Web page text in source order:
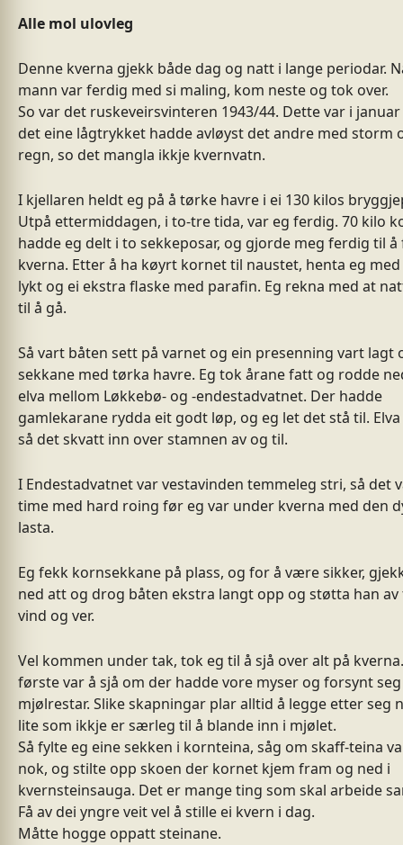
Alle mol ulovleg
Denne kverna gjekk både dag og natt i lange periodar.
mann var ferdig med si maling, kom neste og tok over.
So var det ruskeveirsvinteren 1943/44. Dette var i januar
det eine lågtrykket hadde avløyst det andre med storm
regn, so det mangla ikkje kvernvatn.
I kjellaren heldt eg på å tørke havre i ei 130 kilos
Utpå ettermiddagen, i to-tre tida, var eg ferdig. 70 kilo
hadde eg delt i to sekkeposar, og gjorde meg ferdig til å
kverna. Etter å ha køyrt kornet til naustet, henta eg
lykt og ei ekstra flaske med parafin. Eg rekna med at
til å gå.
Så vart båten sett på varnet og ein presenning vart lagt
sekkane med tørka havre. Eg tok årane fatt og rodde
elva mellom Løkkebø- og -endestadvatnet. Der hadde
gamlekarane rydda eit godt løp, og eg let det stå til.
så det skvatt inn over stamnen av og til.
I Endestadvatnet var vestavinden temmeleg stri, så det
time med hard roing før eg var under kverna med den
lasta.
Eg fekk kornsekkane på plass, og for å være sikker,
ned att og drog båten ekstra langt opp og støtta han
vind og ver.
Vel kommen under tak, tok eg til å sjå over alt på
første var å sjå om der hadde vore myser og forsynt
mjølrestar. Slike skapningar plar alltid å legge etter seg
lite som ikkje er særleg til å blande inn i mjølet.
Så fylte eg eine sekken i kornteina, såg om skaff-teina
nok, og stilte opp skoen der kornet kjem fram og ned i
kvernsteinsauga. Det er mange ting som skal arbeide
Få av dei yngre veit vel å stille ei kvern i dag.
Måtte hogge oppatt steinane.